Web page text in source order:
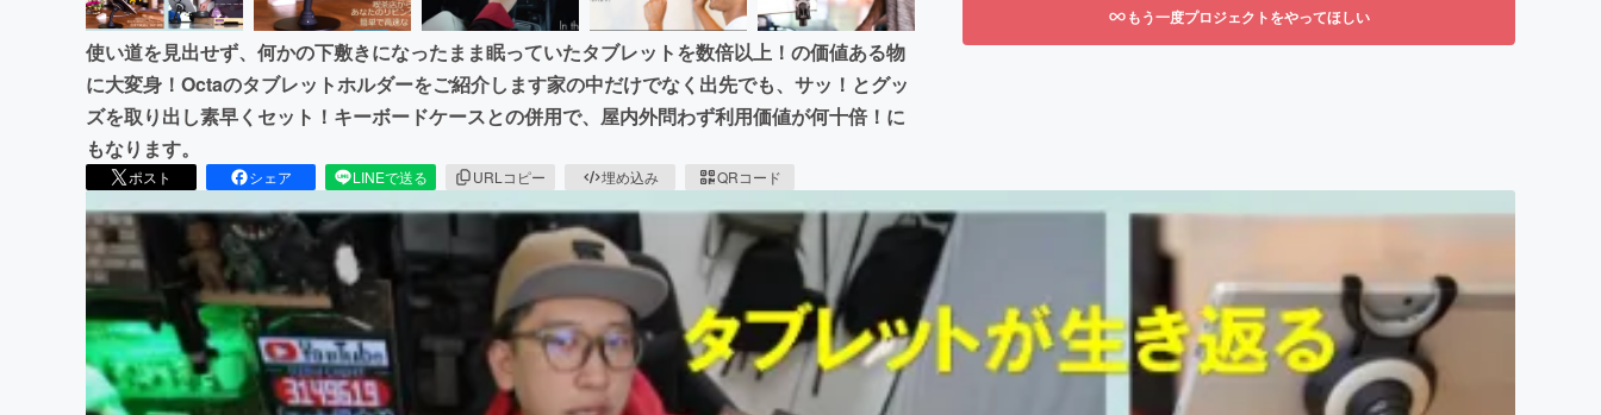
使い道を見出せず、何かの下敷きになったまま眠っていたタブレットを数倍以上！の価値ある物
に大変身！Octaのタブレットホルダーをご紹介します家の中だけでなく出先でも、サッ！とグッ
ズを取り出し素早くセット！キーボードケースとの併用で、屋内外問わず利用価値が何十倍！に
もなります。
ポスト シェア LINEで送る URLコピー 埋め込み QRコード
もう一度プロジェクトをやってほしい